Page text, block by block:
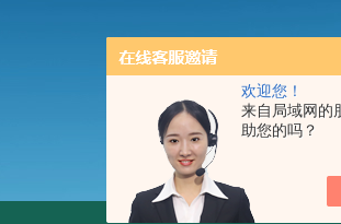
欢迎您！
来自局域网的
助您的吗？